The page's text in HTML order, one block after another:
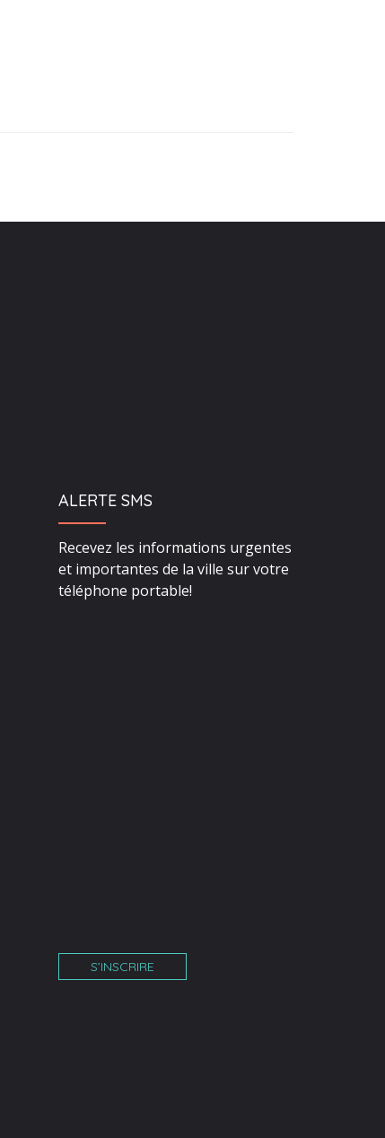
ALERTE SMS
Recevez les informations urgentes
et importantes de la ville sur votre
téléphone portable!
S’INSCRIRE